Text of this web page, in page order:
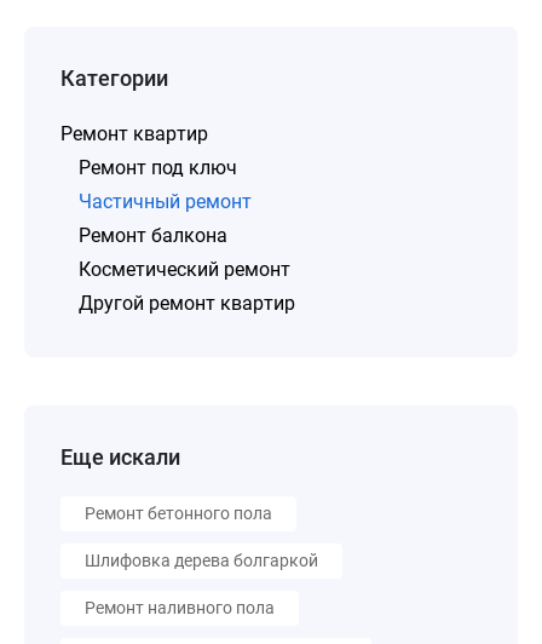
Категории
Ремонт квартир
Ремонт под ключ
Частичный ремонт
Ремонт балкона
Косметический ремонт
Другой ремонт квартир
Еще искали
Ремонт бетонного пола
Шлифовка дерева болгаркой
Ремонт наливного пола